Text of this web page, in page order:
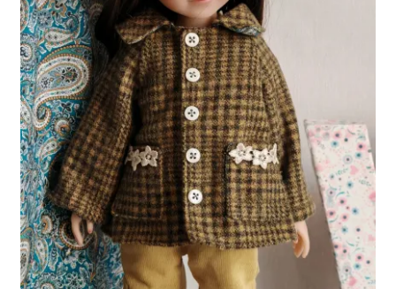
Panier
Politique de confidentialité
Politique de cookies (UE)
Validation de la commande